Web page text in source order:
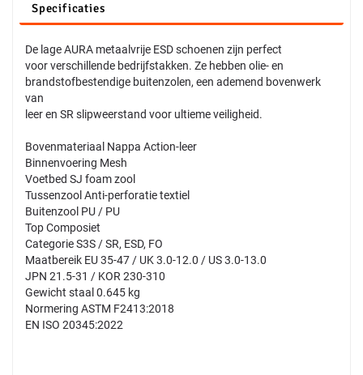
Specificaties
De lage AURA metaalvrije ESD schoenen zijn perfect
voor verschillende bedrijfstakken. Ze hebben olie- en
brandstofbestendige buitenzolen, een ademend bovenwerk
van
leer en SR slipweerstand voor ultieme veiligheid.
Bovenmateriaal Nappa Action-leer
Binnenvoering Mesh
Voetbed SJ foam zool
Tussenzool Anti-perforatie textiel
Buitenzool PU / PU
Top Composiet
Categorie S3S / SR, ESD, FO
Maatbereik EU 35-47 / UK 3.0-12.0 / US 3.0-13.0
JPN 21.5-31 / KOR 230-310
Gewicht staal 0.645 kg
Normering ASTM F2413:2018
EN ISO 20345:2022